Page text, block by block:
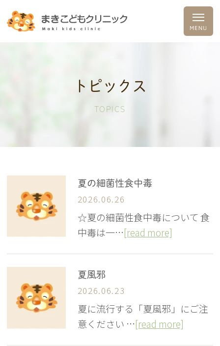
トピックス
TOPICS
夏の細菌性食中毒
2026.06.26
☆夏の細菌性食中毒について 食
中毒は一…[read more]
夏風邪
2026.06.23
夏に流行する「夏風邪」にご注
意ください …[read more]